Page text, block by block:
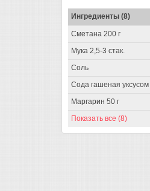
Ингредиенты (8)
Сметана 200 г
Мука 2,5-3 стак.
Соль
Сода гашеная уксусом
Маргарин 50 г
Показать все (8)